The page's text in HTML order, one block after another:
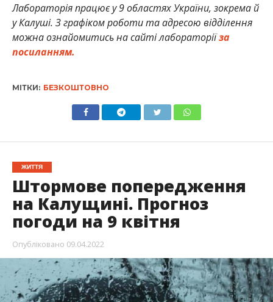
Лабораторія працює у 9 областях України, зокрема й
у Калуші. З графіком роботи та адресою відділення
можна ознайомитись на сайті лабораторіїза
посиланням.
МІТКИ: БЕЗКОШТОВНО
ЖИТТЯ
Штормове попередження
на Калущині. Прогноз
погоди на 9 квітня
Опубліковано 09.04.2022